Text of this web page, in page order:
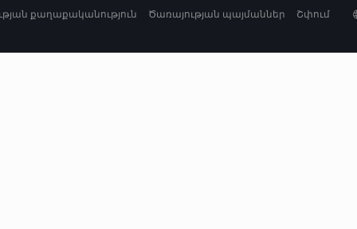
քաղաքականություն
Ծառայության պայմաններ Շփում